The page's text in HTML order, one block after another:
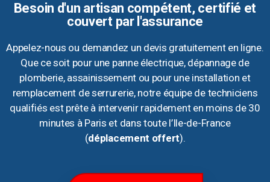
Besoin d'un artisan compétent, certifié et
couvert par l'assurance
Appelez-nous ou demandez un devis gratuitement en ligne.
Que ce soit pour une panne électrique, dépannage de
plomberie, assainissement ou pour une installation et
remplacement de serrurerie, notre équipe de techniciens
qualifiés est prête à intervenir rapidement en moins de 30
minutes à Paris et dans toute l’Ile-de-France
(déplacement offert).